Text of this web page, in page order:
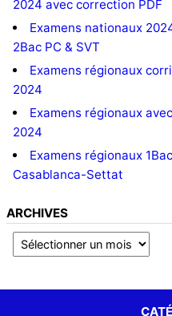
2024 avec correction PDF
Examens nationaux
2Bac PC & SVT
Examens régionaux
2024
Examens régionaux
2024
Examens régionaux
Casablanca-Settat
ARCHIVES